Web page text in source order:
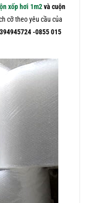
xốp hơi 1m2và cuộn
cỡ theo yêu cầu của
-0855 015